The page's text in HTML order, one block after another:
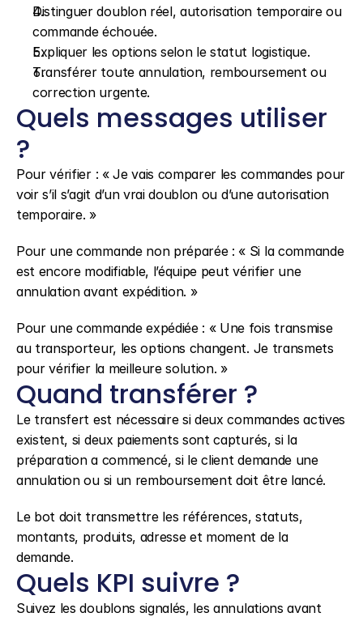
Distinguer doublon réel, autorisation temporaire ou
commande échouée.
Expliquer les options selon le statut logistique.
Transférer toute annulation, remboursement ou
correction urgente.
Quels messages utiliser
?
Pour vérifier : « Je vais comparer les commandes pour
voir s’il s’agit d’un vrai doublon ou d’une autorisation
temporaire. »
Pour une commande non préparée : « Si la commande
est encore modifiable, l’équipe peut vérifier une
annulation avant expédition. »
Pour une commande expédiée : « Une fois transmise
au transporteur, les options changent. Je transmets
pour vérifier la meilleure solution. »
Quand transférer ?
Le transfert est nécessaire si deux commandes actives
existent, si deux paiements sont capturés, si la
préparation a commencé, si le client demande une
annulation ou si un remboursement doit être lancé.
Le bot doit transmettre les références, statuts,
montants, produits, adresse et moment de la
demande.
Quels KPI suivre ?
Suivez les doublons signalés, les annulations avant